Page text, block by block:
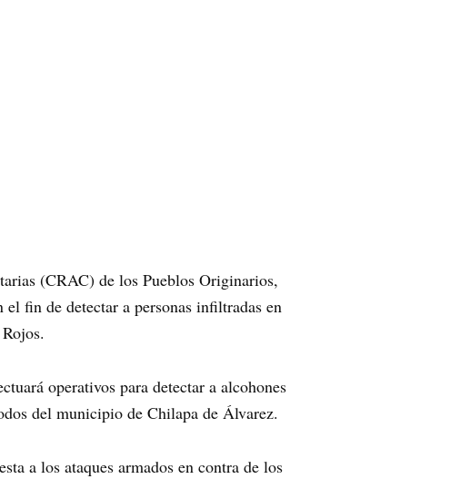
(CRAC) de los Pueblos Originarios,
fin de detectar a personas infiltradas en
operativos para detectar a alcohones
del municipio de Chilapa de Álvarez.
a los ataques armados en contra de los